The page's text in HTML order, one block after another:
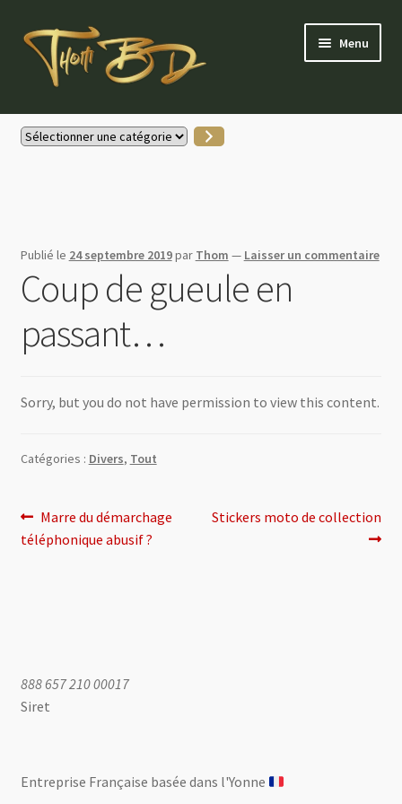
Aller
Aller
au
contenu
Menu
Accueil
Actus
Contactez-moi
Mon compte
Partenaires & soutiens
Sélectionner
Publié le 24 septembre 2019par Thom — Laisser un commentaire
Coup de gueule en
passant…
Sorry, but you do not have permission to view this content.
Catégories : Divers, Tout
Navigation
de
Article
précédent :
Marre du démarchage
téléphonique abusif ?
Article
Stickers moto de collection
888 657 210 00017
Siret
Entreprise Française basée dans l'Yonne ​